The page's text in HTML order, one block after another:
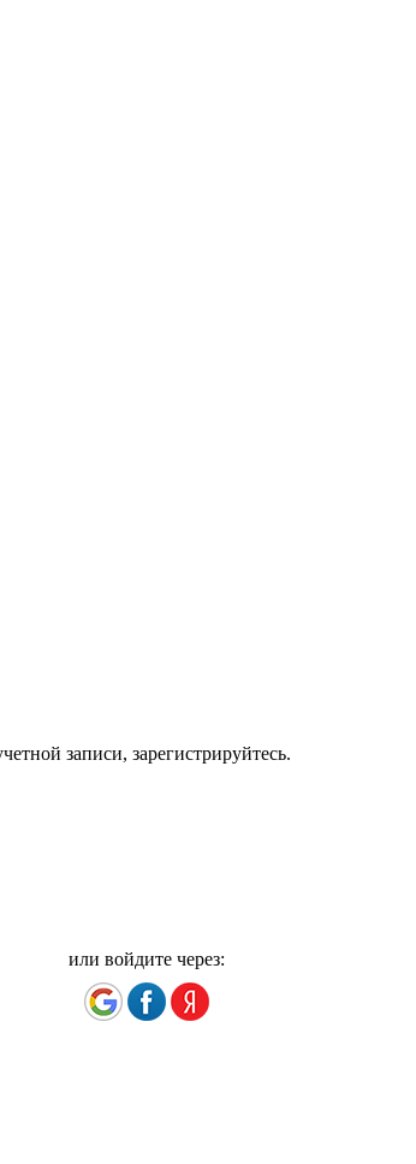
записи, зарегистрируйтесь.
или войдите через: